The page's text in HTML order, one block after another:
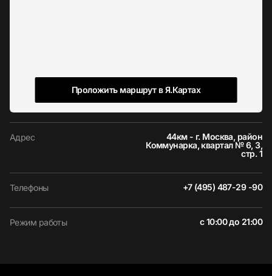
Проложить маршрут в Я.Картах
Адрес
44км - г. Москва, район
Коммунарка, квартал № 6, 3,
стр. 1
Телефоны +7 (495) 487-29 -90
Режим работы с 10:00 до 21:00